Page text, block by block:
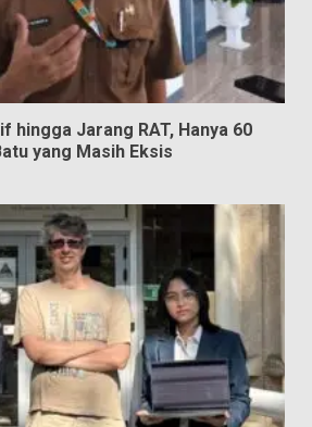
hingga Jarang RAT, Hanya 60
yang Masih Eksis